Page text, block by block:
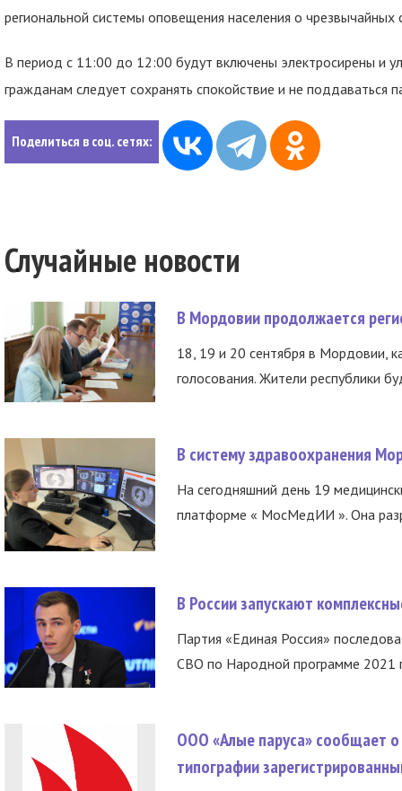
региональной системы оповещения населения о чрезвычайных
В период с 11:00 до 12:00 будут включены электросирены и
гражданам следует сохранять спокойствие и не поддаваться
Поделиться в соц. сетях:
Случайные новости
В Мордовии продолжается
18, 19 и 20 сентября в Мордовии,
голосования. Жители республики
В систему здравоохранения
На сегодняшний день 19
платформе « МосМедИИ ». Она
В России запускают
Партия «Единая Россия»
СВО по Народной программе 2021
ООО «Алые паруса» сообщает о
типографии